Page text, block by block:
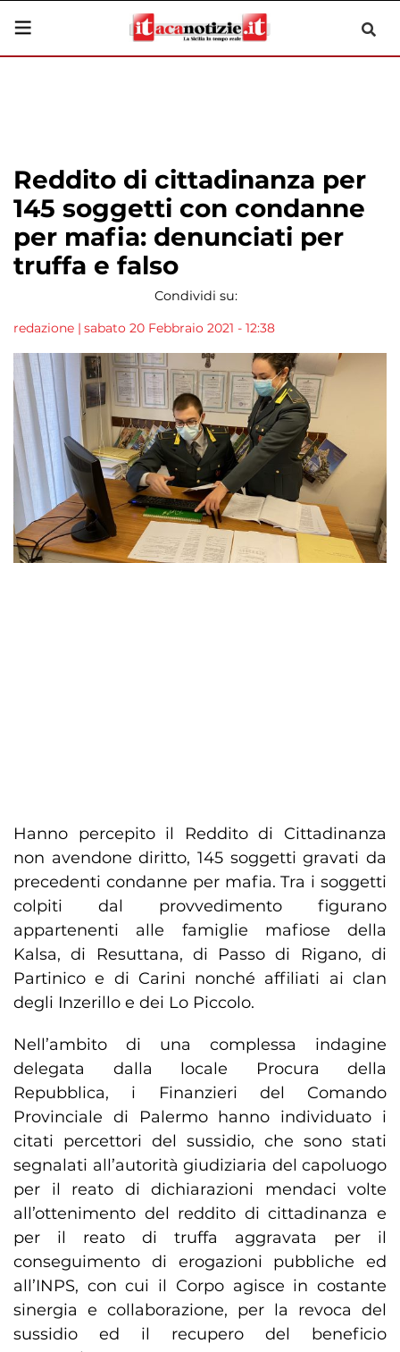
Reddito di cittadinanza per
145 soggetti con condanne
per mafia: denunciati per
truffa e falso
Condividi su:
redazione | sabato 20 Febbraio 2021 - 12:38
Hanno percepito il Reddito di Cittadinanza
non avendone diritto, 145 soggetti gravati da
precedenti condanne per mafia. Tra i soggetti
colpiti dal provvedimento figurano
appartenenti alle famiglie mafiose della
Kalsa, di Resuttana, di Passo di Rigano, di
Partinico e di Carini nonché affiliati ai clan
degli Inzerillo e dei Lo Piccolo.
Nell’ambito di una complessa indagine
delegata dalla locale Procura della
Repubblica, i Finanzieri del Comando
Provinciale di Palermo hanno individuato i
citati percettori del sussidio, che sono stati
segnalati all’autorità giudiziaria del capoluogo
per il reato di dichiarazioni mendaci volte
all’ottenimento del reddito di cittadinanza e
per il reato di truffa aggravata per il
conseguimento di erogazioni pubbliche ed
all’INPS, con cui il Corpo agisce in costante
sinergia e collaborazione, per la revoca del
sussidio ed il recupero del beneficio